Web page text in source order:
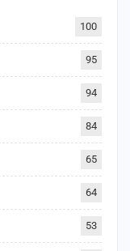
100
95
94
84
65
64
53